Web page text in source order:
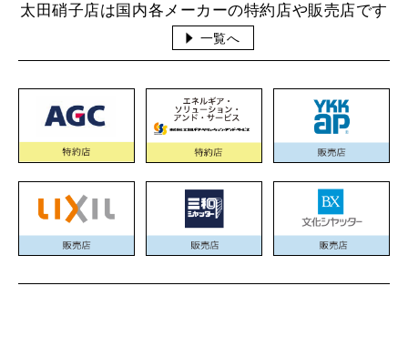
太田硝子店は国内各メーカーの特約店や販売店です
一覧へ